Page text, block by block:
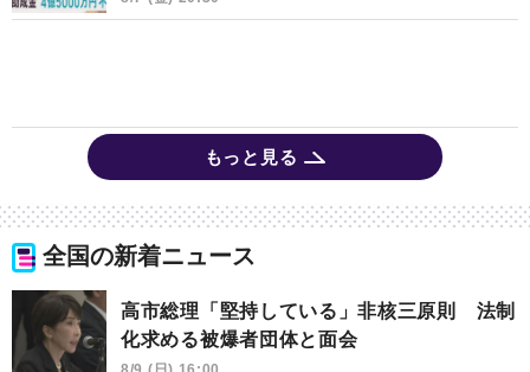
もっと見る
全国の新着ニュース
高市総理「堅持している」非核三原則 法制
化求める被爆者団体と面会